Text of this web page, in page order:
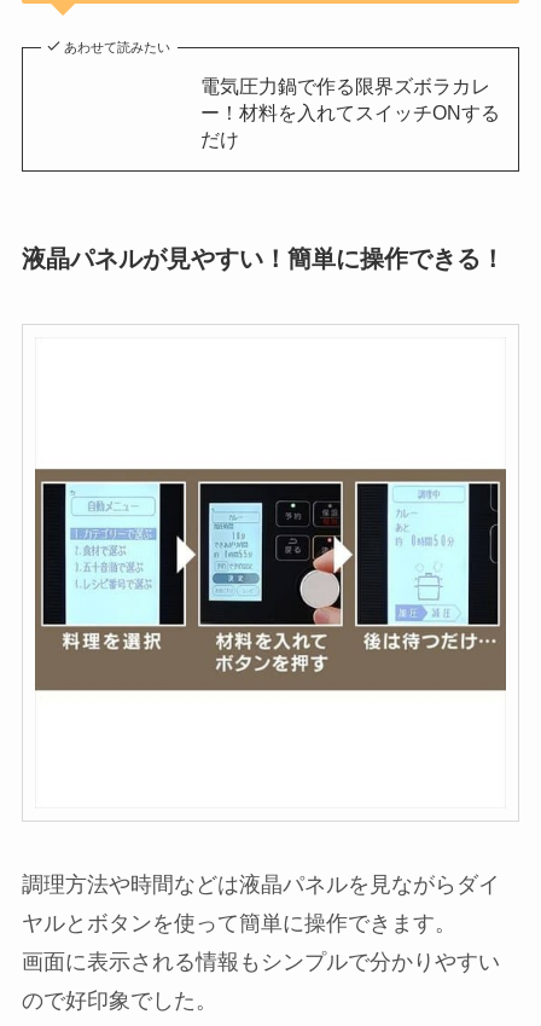
あわせて読みたい
電気圧力鍋で作る限界ズボラカレ
ー！材料を入れてスイッチONする
だけ
液晶パネルが見やすい！簡単に操作できる ！
調理方法や時間などは液晶パネルを見ながらダイ
ヤルとボタンを使って簡単に操作できます。
画面に表示される情報もシンプルで分かりやすい
ので好印象でした。